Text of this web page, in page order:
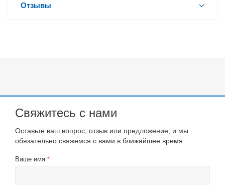
Отзывы
Свяжитесь с нами
Оставьте ваш вопрос, отзыв или предложение, и мы
обязательно свяжемся с вами в ближайшее время
Ваше имя *